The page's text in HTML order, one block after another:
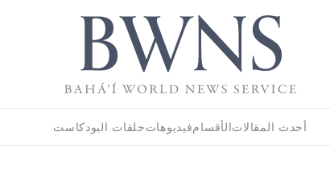
أحدث المقالاتالأقسامفيديوهاتحلقات البودكاست